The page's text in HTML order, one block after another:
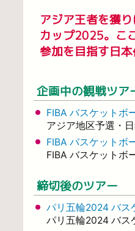
アジア王者を獲
カップ2025。こ
参加を目指す日
企画中の観戦ツア
FIBA バスケットボ
アジア地区予選・
FIBA バスケットボ
FIBA バスケット
締切後のツアー
パリ五輪2024 バス
パリ五輪2024 バス